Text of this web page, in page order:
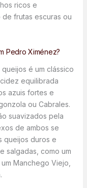
ricos e
frutas escuras ou
Pedro Ximénez?
é um clássico
equilibrada
azuis fortes e
ou Cabrales.
suavizados pela
de ambos se
queijos duros e
salgadas, como um
Manchego Viejo,